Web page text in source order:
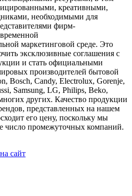
креативными,
необходимыми для
фирм-
маркетинговой среде. Это
эксклюзивные соглашения с
и стать официальными
производителей бытовой
Bosch, Candy, Electrolux, Gorenje,
Samsung, LG, Philips, Beko,
других. Качество продукции
представленных на нашем
его цену, поскольку мы
число промежуточных компаний.
на сайт